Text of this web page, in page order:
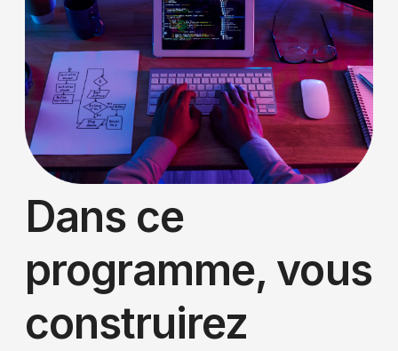
Dans ce
programme, vous
construirez